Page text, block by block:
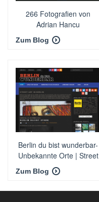
266 Fotografien von
Adrian Hancu
Zum Blog
Berlin du bist wunderbar-
Unbekannte Orte | Street
art | Urbex
Zum Blog